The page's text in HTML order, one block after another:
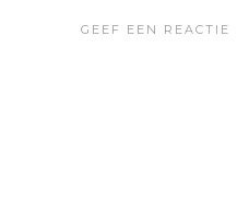
GEEF EEN REACTIE